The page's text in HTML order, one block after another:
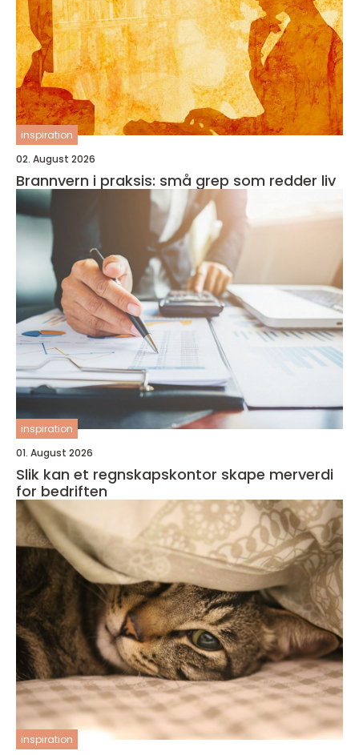
inspiration
02. August 2026
Brannvern i praksis: små grep som redder liv
inspiration
01. August 2026
Slik kan et regnskapskontor skape merverdi
for bedriften
inspiration